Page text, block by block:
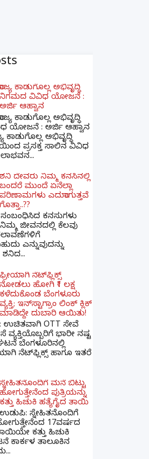
ರಾಜ್ಯ ಕಾಡುಗೊಲ್ಲ ಅಭಿವೃದ್ಧಿ
ನಿಗಮದ ವಿವಿಧ ಯೋಜನೆ :
ಅರ್ಜಿ ಆಹ್ವಾನ
ರಾಜ್ಯ ಕಾಡುಗೊಲ್ಲ ಅಭಿವೃದ್ಧಿ
ಯೋಜನೆ : ಅರ್ಜಿ ಆಹ್ವಾನ
ಕಾಡುಗೊಲ್ಲ ಅಭಿವೃದ್ಧಿ
ಪ್ರಸಕ್ತ ಸಾಲಿನ ವಿವಿಧ
ಶನಿ ದೇವರು ನಿಮ್ಮ ಕನಸಿನಲ್ಲಿ
ಬಂದರೆ ಮುಂದೆ ಏನೆಲ್ಲಾ
ಪರಿಣಾಮಗಳು ಎದುರಾಗುತ್ತವೆ
ಗೊತ್ತಾ..??
ಕನಸುಗಳು
ಜೀವನದಲ್ಲಿ ಕೆಲವು
ಎನ್ನುವುದನ್ನು
ಶನಿದ...
ಫ್ರೀಯಾಗಿ ನೆಟ್‌ಫ್ಲಿಕ್ಸ್
ನೋಡಲು ಹೋಗಿ ₹1 ಲಕ್ಷ
ಕಳೆದುಕೊಂಡ ಬೆಂಗಳೂರು
ವ್ಯಕ್ತಿ; ಇನ್‌ಸ್ಟಾಗ್ರಾಂ ಲಿಂಕ್ ಕ್ಲಿಕ್
ಮಾಡಿದ್ದೇ ದುಬಾರಿ ಆಯಿತು!
ಉಚಿತವಾಗಿ OTT ಸೇವೆ
ಭಾರೀ ನಷ್ಟ
ಬೆಂಗಳೂರಿನಲ್ಲಿ
ನೆಟ್‌ಫ್ಲಿಕ್ಸ್ ಹಾಗೂ ಇತರೆ
ಸ್ನೇಹಿತನೊಂದಿಗೆ ಮನೆ ಬಿಟ್ಟು
ಹೋಗುತ್ತೇನೆಂದ ಪುತ್ರಿಯನ್ನು
ಕತ್ತು ಹಿಚುಕಿ ಹತ್ಯೆಗೈದ ತಾಯಿ
ಉಡುಪಿ: ಸ್ನೇಹಿತನೊಂದಿಗೆ
17ವರ್ಷದ
ಕತ್ತು ಹಿಚುಕಿ
ಕಾರ್ಕಳ ತಾಲೂಕಿನ